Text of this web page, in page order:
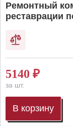
Ремонтный
реставрации
5140 ₽
за шт.
В корзину